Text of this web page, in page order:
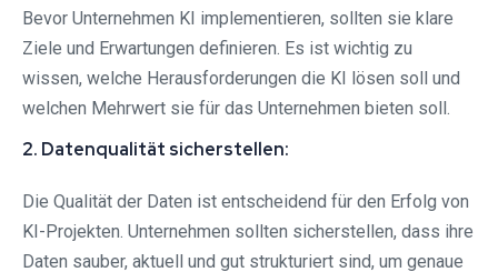
Bevor Unternehmen KI implementieren, sollten sie klare
Ziele und Erwartungen definieren. Es ist wichtig zu
wissen, welche Herausforderungen die KI lösen soll und
welchen Mehrwert sie für das Unternehmen bieten soll.
2. Datenqualität sicherstellen:
Die Qualität der Daten ist entscheidend für den Erfolg von
KI-Projekten. Unternehmen sollten sicherstellen, dass ihre
Daten sauber, aktuell und gut strukturiert sind, um genaue